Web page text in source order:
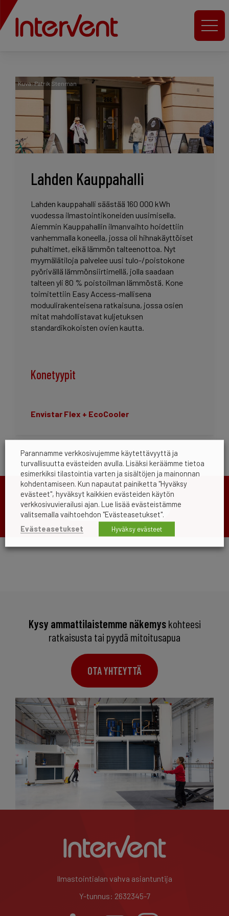
Kuva: Patrik Stenman
Lahden Kauppahalli
Lahden kauppahalli säästää 160 000 kWh
vuodessa ilmastointikoneiden uusimisella.
Aiemmin Kauppahallin ilmanvaihto hoidettiin
vanhemmalla koneella, jossa oli hihnakäyttöiset
puhaltimet, eikä lämmön talteenottoa. Nyt
myymälätiloja palvelee uusi tulo-/poistokone
pyörivällä lämmönsiirtimellä, jolla saadaan
talteen yli 80 % poistoilman lämmöstä. Kone
toimitettiin Easy Access-mallisena
moduulirakenteisena ratkaisuna, jossa osien
mitat mahdollistavat kuljetuksen
standardikokoisten ovien kautta.
Konetyypit
Envistar Flex + EcoCooler
KATSO KAIKKI REFERENSSIT
Kysy ammattilaistemme näkemyskohteesi
ratkaisusta tai pyydä mitoitusapua
OTA YHTEYTTÄ
Ilmastointialan vahva asiantuntija
Y-tunnus: 2632345-7
Parannamme verkkosivujemme käytettävyyttä ja
turvallisuutta evästeiden avulla. Lisäksi keräämme tietoa
esimerkiksi tilastointia varten ja sisältöjen ja mainonnan
kohdentamiseen. Kun napautat painiketta "Hyväksy
evästeet", hyväksyt kaikkien evästeiden käytön
verkkosivuvierailusi ajan. Lue lisää evästeistämme
valitsemalla vaihtoehdon "Evästeasetukset".
Evästeasetukset
Hyväksy evästeet